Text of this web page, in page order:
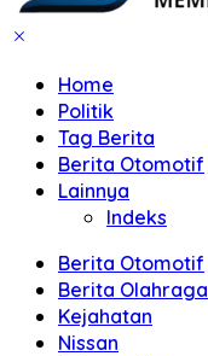
Home
Politik
Tag Berita
Berita Otomotif
Lainnya
Indeks
Berita Otomotif
Berita Olahraga
Kejahatan
Nissan